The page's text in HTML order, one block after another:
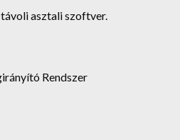
asztali szoftver.
Rendszer